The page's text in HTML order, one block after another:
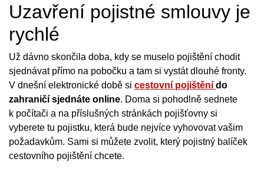
Uzavření pojistné smlouvy je
rychlé
Už dávno skončila doba, kdy se muselo pojištění chodit
sjednávat přímo na pobočku a tam si vystát dlouhé fronty.
V dnešní elektronické době si cestovní pojištění do
zahraničí sjednáte online. Doma si pohodlně sednete
k počítači a na příslušných stránkách pojišťovny si
vyberete tu pojistku, která bude nejvíce vyhovovat vašim
požadavkům. Sami si můžete zvolit, který pojistný balíček
cestovního pojištění chcete.